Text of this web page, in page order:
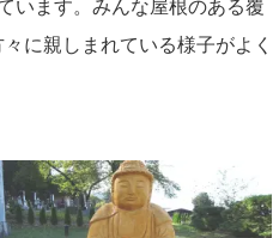
います。みんな屋根のある覆
に親しまれている様子がよく